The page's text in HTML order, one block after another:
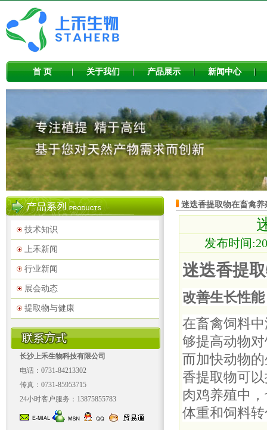
首 页 关于我们 产品展示 新闻中心
技术知识
上禾新闻
行业新闻
展会动态
提取物与健康
长沙上禾生物科技有限公司
电话：0731-84213302
传真：0731-85953715
24小时客户服务：13875855783
迷迭香提取物在畜禽
发布时间
迷迭香提
改善生长性能
在畜禽饲料
够提高动物
而加快动物
香提取物可
肉鸡养殖中
体重和饲料